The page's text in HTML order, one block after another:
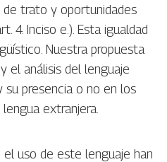
de trato y oportunidades
4. Inciso e.). Esta igualdad
Nuestra propuesta
el análisis del lenguaje
su presencia o no en los
extranjera.
uso de este lenguaje han